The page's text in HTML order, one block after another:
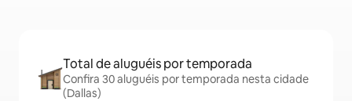
Total de aluguéis por temporada
Confira 30 aluguéis por temporada nesta cidade
(Dallas)